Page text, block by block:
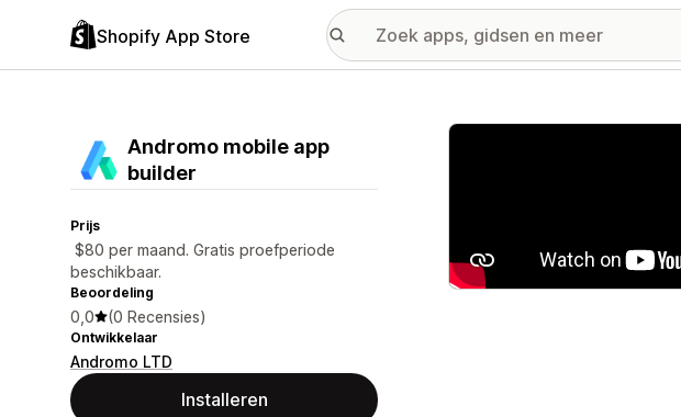
Shopify App Store
Andromo mobile app
builder
Prijs
$80 per maand. Gratis proefperiode
beschikbaar.
Beoordeling
0,0 (0 Recensies)
Ontwikkelaar
Andromo LTD
Installeren
Galerij met uitgelichte